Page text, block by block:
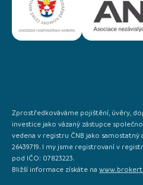
Zprostředkováváme pojištění, úvěry,
investice jako vázaný zástupce
vedena v registru ČNB jako samostatný
26439719. I my jsme registrovaní v
pod IČO: 07823223.
Bližší informace získáte na